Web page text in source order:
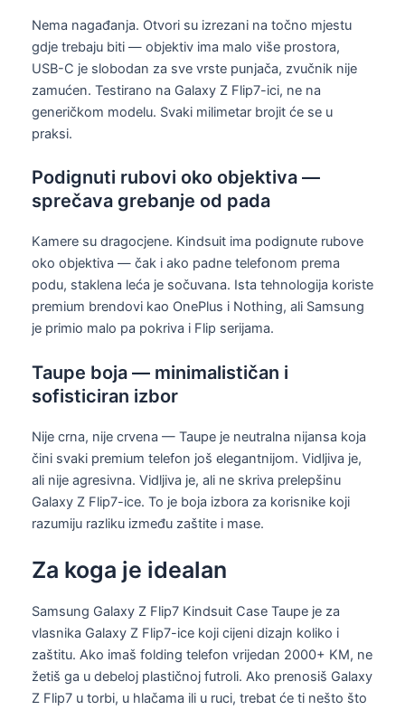
Nema nagađanja. Otvori su izrezani na točno mjestu
gdje trebaju biti — objektiv ima malo više prostora,
USB-C je slobodan za sve vrste punjača, zvučnik nije
zamućen. Testirano na Galaxy Z Flip7-ici, ne na
generičkom modelu. Svaki milimetar brojit će se u
praksi.
Podignuti rubovi oko objektiva —
sprečava grebanje od pada
Kamere su dragocjene. Kindsuit ima podignute rubove
oko objektiva — čak i ako padne telefonom prema
podu, staklena leća je sočuvana. Ista tehnologija koriste
premium brendovi kao OnePlus i Nothing, ali Samsung
je primio malo pa pokriva i Flip serijama.
Taupe boja — minimalističan i
sofisticiran izbor
Nije crna, nije crvena — Taupe je neutralna nijansa koja
čini svaki premium telefon još elegantnijom. Vidljiva je,
ali nije agresivna. Vidljiva je, ali ne skriva prelepšinu
Galaxy Z Flip7-ice. To je boja izbora za korisnike koji
razumiju razliku između zaštite i mase.
Za koga je idealan
Samsung Galaxy Z Flip7 Kindsuit Case Taupe je za
vlasnika Galaxy Z Flip7-ice koji cijeni dizajn koliko i
zaštitu. Ako imaš folding telefon vrijedan 2000+ KM, ne
žetiš ga u debeloj plastičnoj futroli. Ako prenosiš Galaxy
Z Flip7 u torbi, u hlačama ili u ruci, trebat će ti nešto što